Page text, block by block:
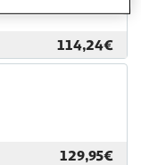
114,24€
129,95€